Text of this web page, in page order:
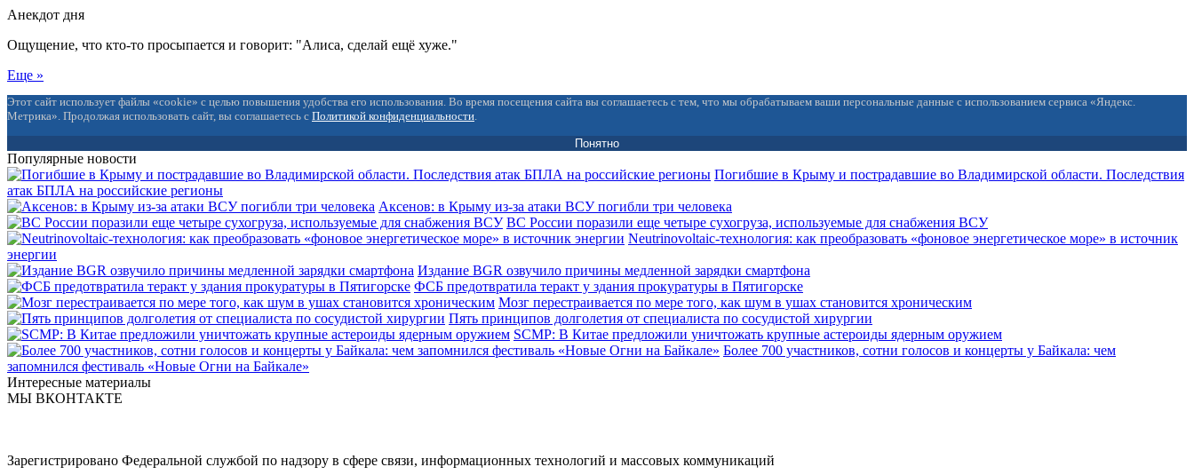
Анекдот дня
Ощущение, что кто-то просыпается и говорит: "Алиса, сделай ещё хуже."
Еще »
Этот сайт использует файлы «cookie» с целью повышения удобства его использования. Во время посещения сайта вы соглашаетесь с тем, что мы обрабатываем ваши персональные данные с использованием сервиса «Яндекс.
Метрика». Продолжая использовать сайт, вы соглашаетесь с Политикой конфиденциальности.
Понятно
Популярные новости
Погибшие в Крыму и пострадавшие во Владимирской области. Последствия
атак БПЛА на российские регионы
Аксенов: в Крыму из-за атаки ВСУ погибли три человека
ВС России поразили еще четыре сухогруза, используемые для снабжения ВСУ
Neutrinovoltaic‑технология: как преобразовать «фоновое энергетическое море» в источник
энергии
Издание BGR озвучило причины медленной зарядки смартфона
ФСБ предотвратила теракт у здания прокуратуры в Пятигорске
Мозг перестраивается по мере того, как шум в ушах становится хроническим
Пять принципов долголетия от специалиста по сосудистой хирургии
SCMP: В Китае предложили уничтожать крупные астероиды ядерным оружием
Более 700 участников, сотни голосов и концерты у Байкала: чем
запомнился фестиваль «Новые Огни на Байкале»
Интересные материалы
МЫ ВКОНТАКТЕ
Зарегистрировано Федеральной службой по надзору в сфере связи, информационных технологий и массовых коммуникаций